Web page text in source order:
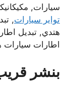
سيارات,
تواير سيارات,
هتدي, تبديل
اطارات سيارات
بنشر